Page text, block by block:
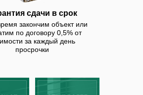
сдачи в срок
закончим объект или
по договору 0,5% от
за каждый день
просрочки